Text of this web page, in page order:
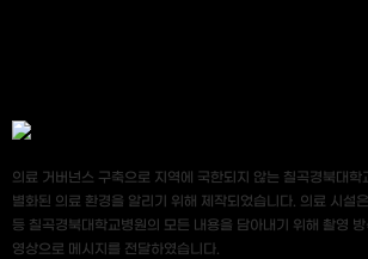
의료 거버넌스 구축으로 지역에 국한되지 않는 칠곡경북대
별화된 의료 환경을 알리기 위해 제작되었습니다. 의료 시설
등 칠곡경북대학교병원의 모든 내용을 담아내기 위해 촬영
영상으로 메시지를 전달하였습니다.